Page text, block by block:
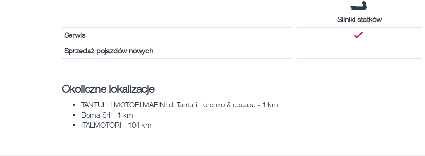
Silniki statków
Serwis
Sprzedaż pojazdów nowych
Okoliczne lokalizacje
TANTULLI MOTORI MARINI di Tantulli Lorenzo & c.s.a.s. - 1 km
Boma Srl - 1 km
ITALMOTORI - 104 km